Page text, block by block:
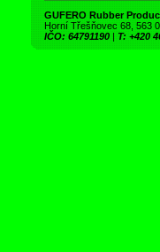
GUFERO Rubber
Horní Třešňovec 68, 563
IČO: 64791190 | T: +420